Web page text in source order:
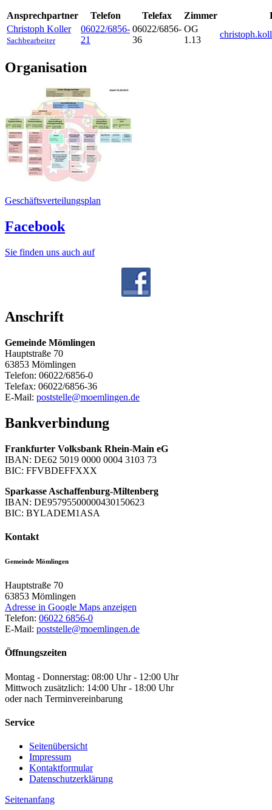
Ansprechpartner Telefon Telefax Zimmer
Christoph Koller
Sachbearbeiter
06022/6856-
21
06022/6856-
36
OG
1.13
Organisation
Geschäftsverteilungsplan
Facebook
Sie finden uns auch auf
Anschrift
Gemeinde Mömlingen
Hauptstraße 70
63853 Mömlingen
Telefon: 06022/6856-0
Telefax: 06022/6856-36
E-Mail: poststelle@moemlingen.de
Bankverbindung
Frankfurter Volksbank Rhein-Main eG
IBAN: DE62 5019 0000 0004 3103 73
BIC: FFVBDEFFXXX
Sparkasse Aschaffenburg-Miltenberg
IBAN: DE95795500000430150623
BIC: BYLADEM1ASA
Kontakt
Gemeinde Mömlingen
Hauptstraße 70
63853 Mömlingen
Adresse in Google Maps anzeigen
Telefon: 06022 6856-0
E-Mail: poststelle@moemlingen.de
Öffnungszeiten
Montag - Donnerstag: 08:00 Uhr - 12:00 Uhr
Mittwoch zusätzlich: 14:00 Uhr - 18:00 Uhr
oder nach Terminvereinbarung
Service
Seitenübersicht
Impressum
Kontaktformular
Datenschutzerklärung
Seitenanfang